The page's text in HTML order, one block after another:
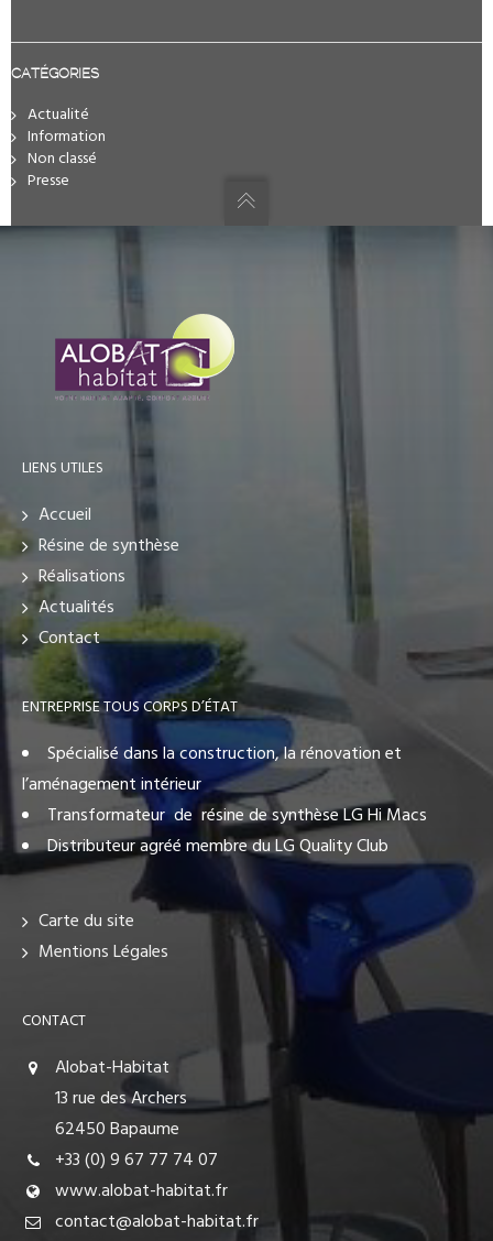
CATÉGORIES
Actualité
Information
Non classé
Presse
LIENS UTILES
Accueil
Résine de synthèse
Réalisations
Actualités
Contact
ENTREPRISE TOUS CORPS D’ÉTAT
Spécialisé dans la construction, la rénovation et
l’aménagement intérieur
Transformateur de résine de synthèse LG Hi Macs
Distributeur agréé membre du LG Quality Club
Carte du site
Mentions Légales
CONTACT
Alobat-Habitat
13 rue des Archers
62450 Bapaume
+33 (0) 9 67 77 74 07
www.alobat-habitat.fr
contact@alobat-habitat.fr